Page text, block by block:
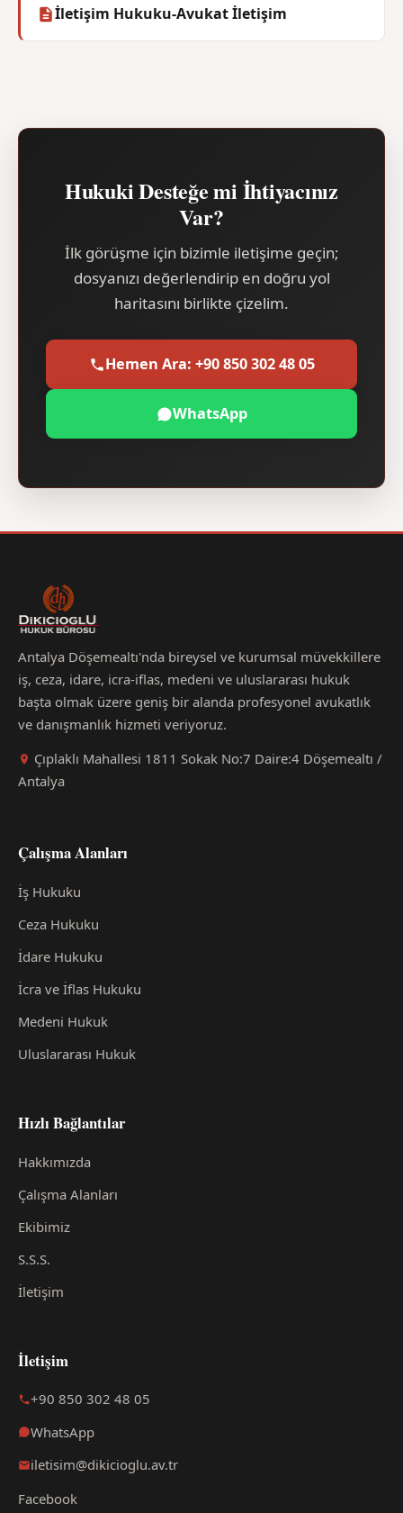
İletişim Hukuku-Avukat İletişim
Hukuki Desteğe mi İhtiyacınız
Var?
İlk görüşme için bizimle iletişime geçin;
dosyanızı değerlendirip en doğru yol
haritasını birlikte çizelim.
Hemen Ara: +90 850 302 48 05
WhatsApp
Antalya Döşemealtı'nda bireysel ve kurumsal müvekkillere
iş, ceza, idare, icra-iflas, medeni ve uluslararası hukuk
başta olmak üzere geniş bir alanda profesyonel avukatlık
ve danışmanlık hizmeti veriyoruz.
Çıplaklı Mahallesi 1811 Sokak No:7 Daire:4 Döşemealtı /
Antalya
Çalışma Alanları
İş Hukuku
Ceza Hukuku
İdare Hukuku
İcra ve İflas Hukuku
Medeni Hukuk
Uluslararası Hukuk
Hızlı Bağlantılar
Hakkımızda
Çalışma Alanları
Ekibimiz
S.S.S.
İletişim
İletişim
+90 850 302 48 05
WhatsApp
iletisim@dikicioglu.av.tr
Facebook